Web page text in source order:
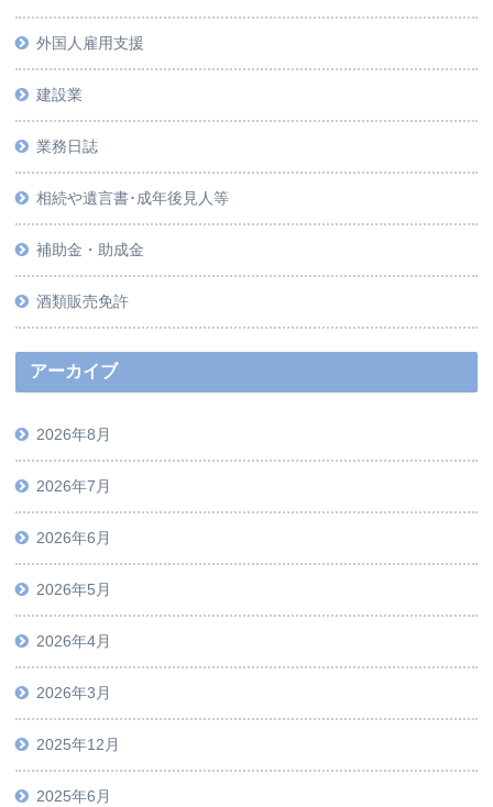
外国人雇用支援
建設業
業務日誌
相続や遺言書･成年後見人等
補助金・助成金
酒類販売免許
アーカイブ
2026年8月
2026年7月
2026年6月
2026年5月
2026年4月
2026年3月
2025年12月
2025年6月